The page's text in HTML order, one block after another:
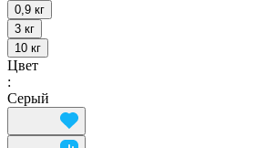
0,9 кг
3 кг
10 кг
Цвет
:
Серый